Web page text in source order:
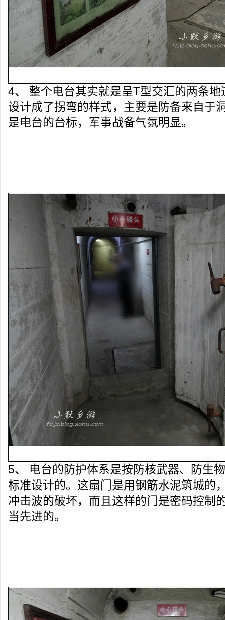
4、 整个电台其实就是呈T型交汇的两条
设计成了拐弯的样式，主要是防备来自于
是电台的台标，军事战备气氛明显。
5、 电台的防护体系是按防核武器、防生
标准设计的。这扇门是用钢筋水泥筑城的
冲击波的破坏，而且这样的门是密码控制
当先进的。